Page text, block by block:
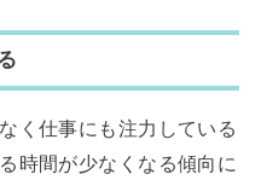
く仕事にも注力している
時間が少なくなる傾向に